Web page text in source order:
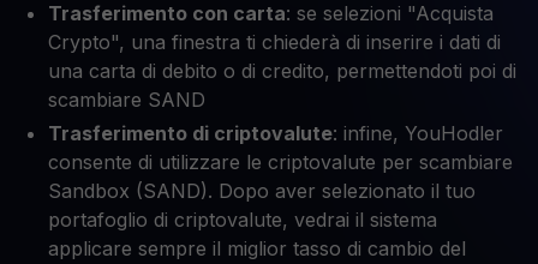
Trasferimento con carta: se selezioni "Acquista
Crypto", una finestra ti chiederà di inserire i dati di
una carta di debito o di credito, permettendoti poi di
scambiare SAND
Trasferimento di criptovalute: infine, YouHodler
consente di utilizzare le criptovalute per scambiare
Sandbox (SAND). Dopo aver selezionato il tuo
portafoglio di criptovalute, vedrai il sistema
applicare sempre il miglior tasso di cambio del